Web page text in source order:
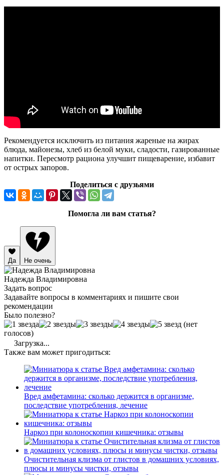
Рекомендуется исключить из питания жареные на жирах
блюда, майонезы, хлеб из белой муки, сладости, газированные
напитки. Пересмотр рациона улучшит пищеварение, избавит
от острых запоров.
Поделиться с друзьями
Помогла ли вам статья?
Да Не очень
Надежда Владимировна
Задать вопрос
Задавайте вопросы в комментариях и пишите свои
рекомендации
Было полезно?
(нет
голосов)
Загрузка...
Также вам может пригодиться:
Вред амфетамина: сколько держится в организме,
последствие употребления, лечение
Наркоз при колоноскопии кишечника: отзывы
Очистительная клизма от глистов в домашних условиях,
плюсы и минусы чистки, отзывы